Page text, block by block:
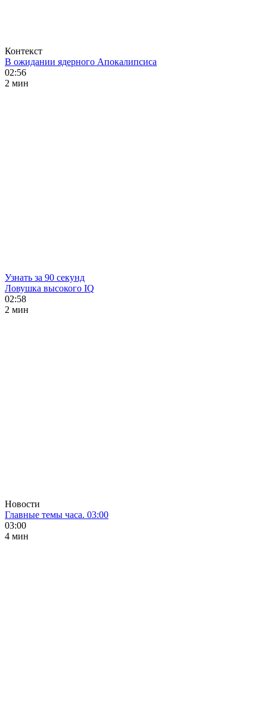
Контекст
В ожидании ядерного Апокалипсиса
02:56
2 мин
Узнать за 90 секунд
Ловушка высокого IQ
02:58
2 мин
Новости
Главные темы часа. 03:00
03:00
4 мин